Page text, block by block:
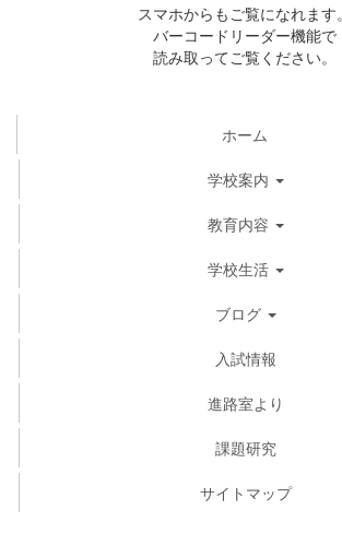
スマホからもご覧になれます。
バーコードリーダー機能で
読み取ってご覧ください。
ホーム
学校案内
教育内容
学校生活
ブログ
入試情報
進路室より
課題研究
サイトマップ